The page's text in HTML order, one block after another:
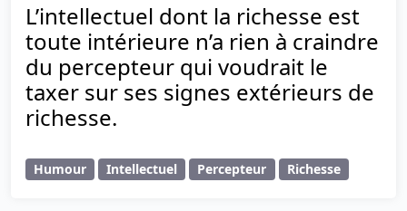
L’intellectuel dont la richesse est
toute intérieure n’a rien à craindre
du percepteur qui voudrait le
taxer sur ses signes extérieurs de
richesse.
Humour Intellectuel Percepteur Richesse